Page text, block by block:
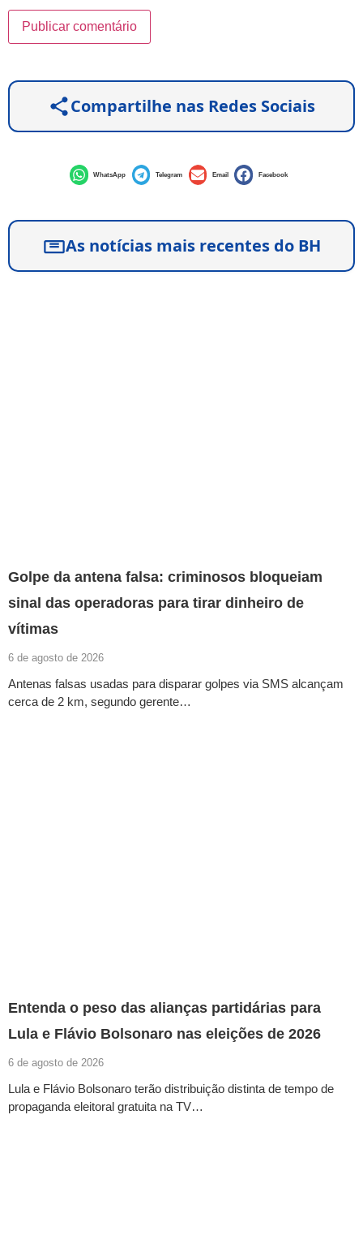
Compartilhe nas Redes Sociais
WhatsApp Telegram Email Facebook
As notícias mais recentes do BH
Golpe da antena falsa: criminosos bloqueiam
sinal das operadoras para tirar dinheiro de
vítimas
6 de agosto de 2026
Antenas falsas usadas para disparar golpes via SMS alcançam
cerca de 2 km, segundo gerente…
Entenda o peso das alianças partidárias para
Lula e Flávio Bolsonaro nas eleições de 2026
6 de agosto de 2026
Lula e Flávio Bolsonaro terão distribuição distinta de tempo de
propaganda eleitoral gratuita na TV…